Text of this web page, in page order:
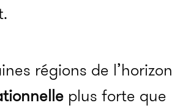
régions de l’horizon
plus forte que